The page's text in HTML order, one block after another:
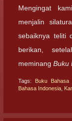
Mengingat
menjalin
sebaiknya teliti
berikan,
meminang Buku
Tags: Buku Bahasa
Bahasa Indonesia